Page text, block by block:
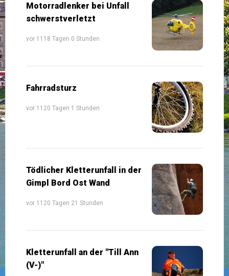
Motorradlenker bei Unfall
schwerstverletzt
vor 1118 Tagen 0 Stunden
Fahrradsturz
vor 1120 Tagen 1 Stunden
Tödlicher Kletterunfall in der
Gimpl Bord Ost Wand
vor 1120 Tagen 21 Stunden
Kletterunfall an der "Till Ann
(V-)"